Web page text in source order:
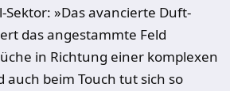
Sektor: »Das avancierte Duft-
das angestammte Feld
in Richtung einer komplexen
auch beim Touch tut sich so